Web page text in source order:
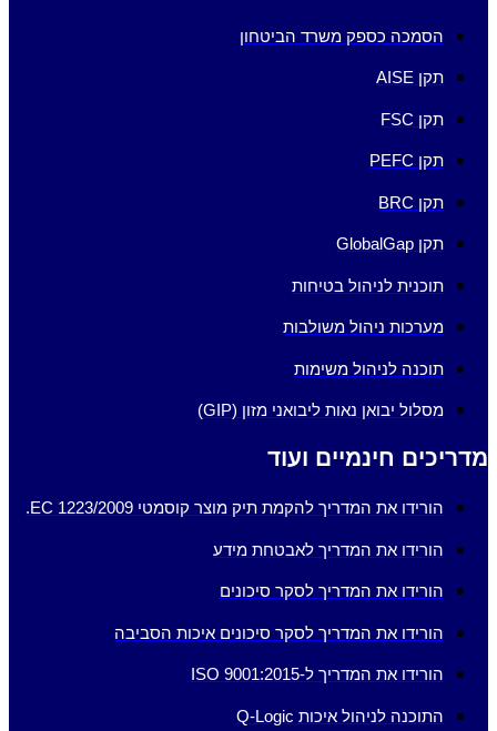
הסמכה כספק משרד הביטחון
תקן AISE
תקן FSC
תקן PEFC
תקן BRC
תקן GlobalGap
תוכנית לניהול בטיחות
מערכות ניהול משולבות
תוכנה לניהול משימות
מסלול יבואן נאות ליבואני מזון (GIP)
מדריכים חינמיים ועוד
הורידו את המדריך להקמת תיק מוצר קוסמטי EC 1223/2009.
הורידו את המדריך לאבטחת מידע
הורידו את המדריך לסקר סיכונים
הורידו את המדריך לסקר סיכונים איכות הסביבה
הורידו את המדריך ל-ISO 9001:2015
התוכנה לניהול איכות Q-Logic